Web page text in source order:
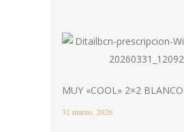
MUY «COOL» 2×2 BLANCO
31 marzo, 2026